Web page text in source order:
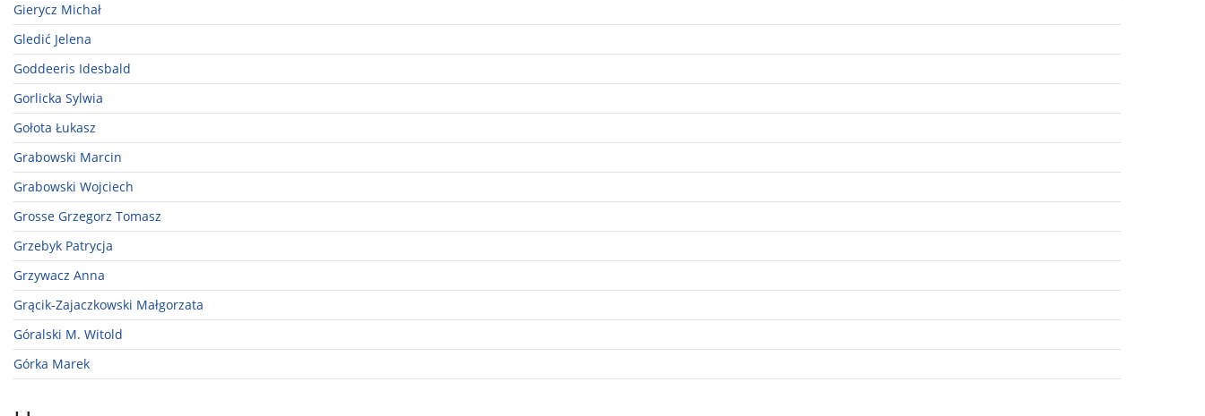
Gierycz Michał
Gledić Jelena
Goddeeris Idesbald
Gorlicka Sylwia
Gołota Łukasz
Grabowski Marcin
Grabowski Wojciech
Grosse Grzegorz Tomasz
Grzebyk Patrycja
Grzywacz Anna
Grącik-Zajaczkowski Małgorzata
Góralski M. Witold
Górka Marek